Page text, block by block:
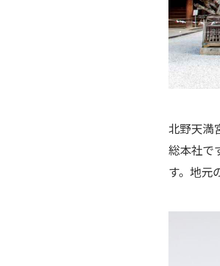
北野天満
総本社で
す。地元